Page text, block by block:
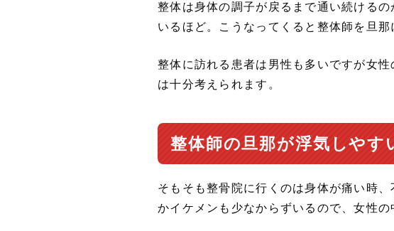
整体は身体の調子が戻るまで通い続ける
いるほど。こうなってくると整体師を旦
整体に訪れる患者は男性も多いですが女
は十分考えられます。
整体師の旦那が浮気しやす
そもそも整骨院に行くのは身体が痛い時
かイケメンも少なからずいるので、女性の